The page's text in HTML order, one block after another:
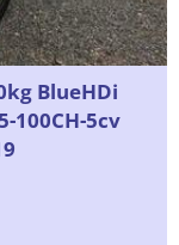
BlueHDi
100CH-5cv